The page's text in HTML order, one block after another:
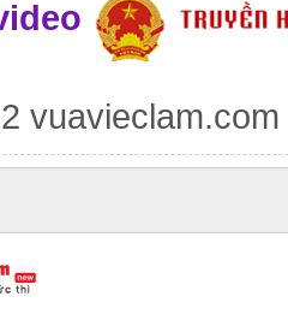
vuavieclam.com